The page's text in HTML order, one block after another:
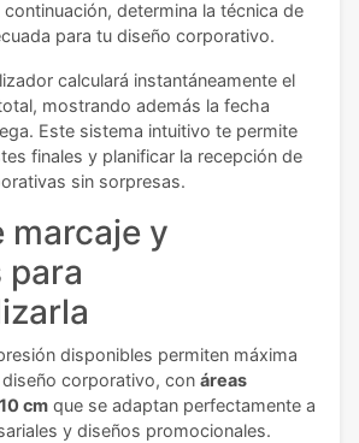
continuación, determina la técnica de
para tu diseño corporativo.
calculará instantáneamente el
mostrando además la fecha
Este sistema intuitivo te permite
finales y planificar la recepción de
sin sorpresas.
marcaje y
para
disponibles permiten máxima
corporativo, con áreas
cm que se adaptan perfectamente a
y diseños promocionales.